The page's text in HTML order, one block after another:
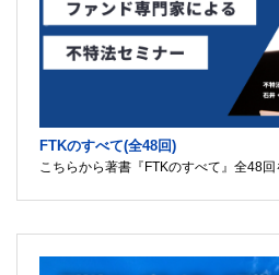
FTKのすべて(全48回)
こちらから著書『FTKのすべて』全48回